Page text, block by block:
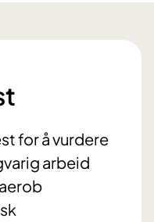
for å vurdere
arbeid